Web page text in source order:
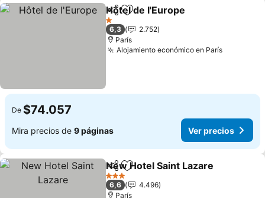
CompartirAgregar a favoritos
Hôtel de l'Europe
1 Estrellas
6,3
2.752
París
Alojamiento económico en ParísVer
De $74.057
Mira precios de 9 páginas Ver precios
CompartirAgregar a favoritos
New Hotel Saint Lazare
3 Estrellas
6,6
4.496
París